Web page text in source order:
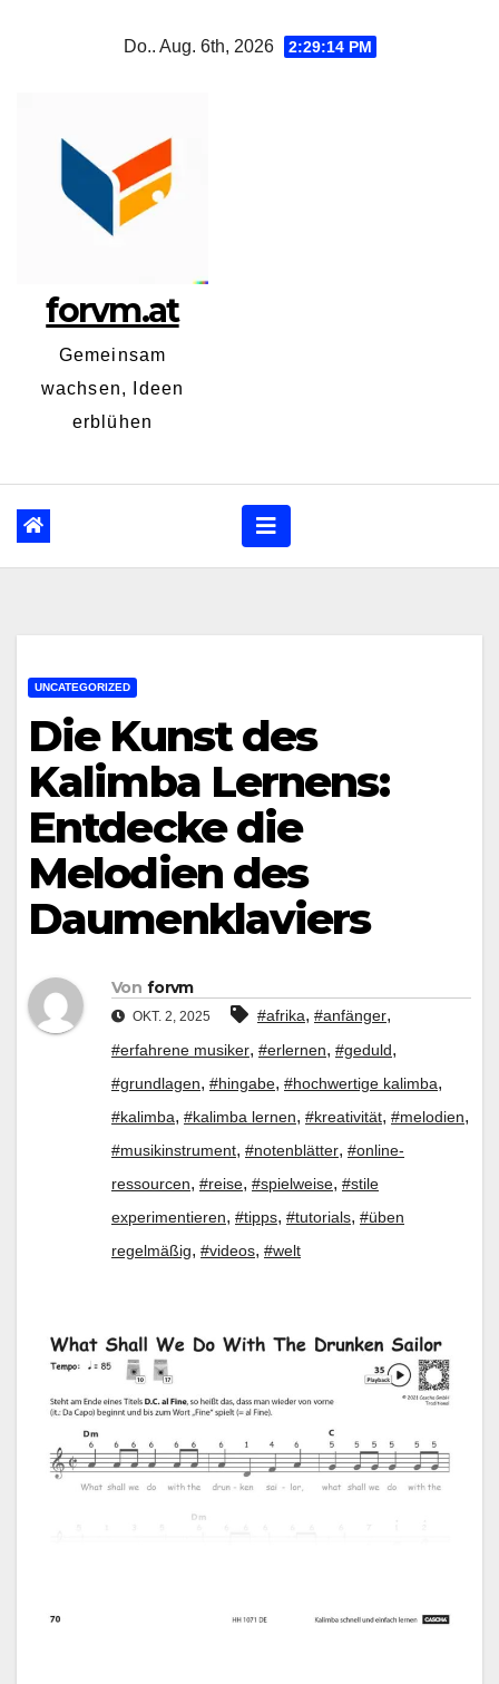
Do.. Aug. 6th, 2026 2:29:14 PM
forvm.at
Gemeinsam
wachsen, Ideen
erblühen
UNCATEGORIZED
Die Kunst des
Kalimba Lernens:
Entdecke die
Melodien des
Daumenklaviers
Von forvm
OKT. 2, 2025 #afrika, #anfänger,
#erfahrene musiker, #erlernen, #geduld,
#grundlagen, #hingabe, #hochwertige kalimba,
#kalimba, #kalimba lernen, #kreativität, #melodien,
#musikinstrument, #notenblätter, #online-
ressourcen, #reise, #spielweise, #stile
experimentieren, #tipps, #tutorials, #üben
regelmäßig, #videos, #welt